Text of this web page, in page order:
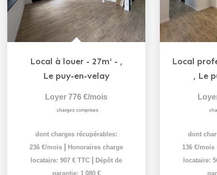
Local à louer - 27m² - ,
Le puy-en-velay
Loyer 776 €/mois
charges comprises
dont charges récupérables:
236 €/mois
Honoraires charge
locataire: 907 € TTC
Dépôt de
garantie: 1 080 €
, Le
dont
136 €/mois
locataire: